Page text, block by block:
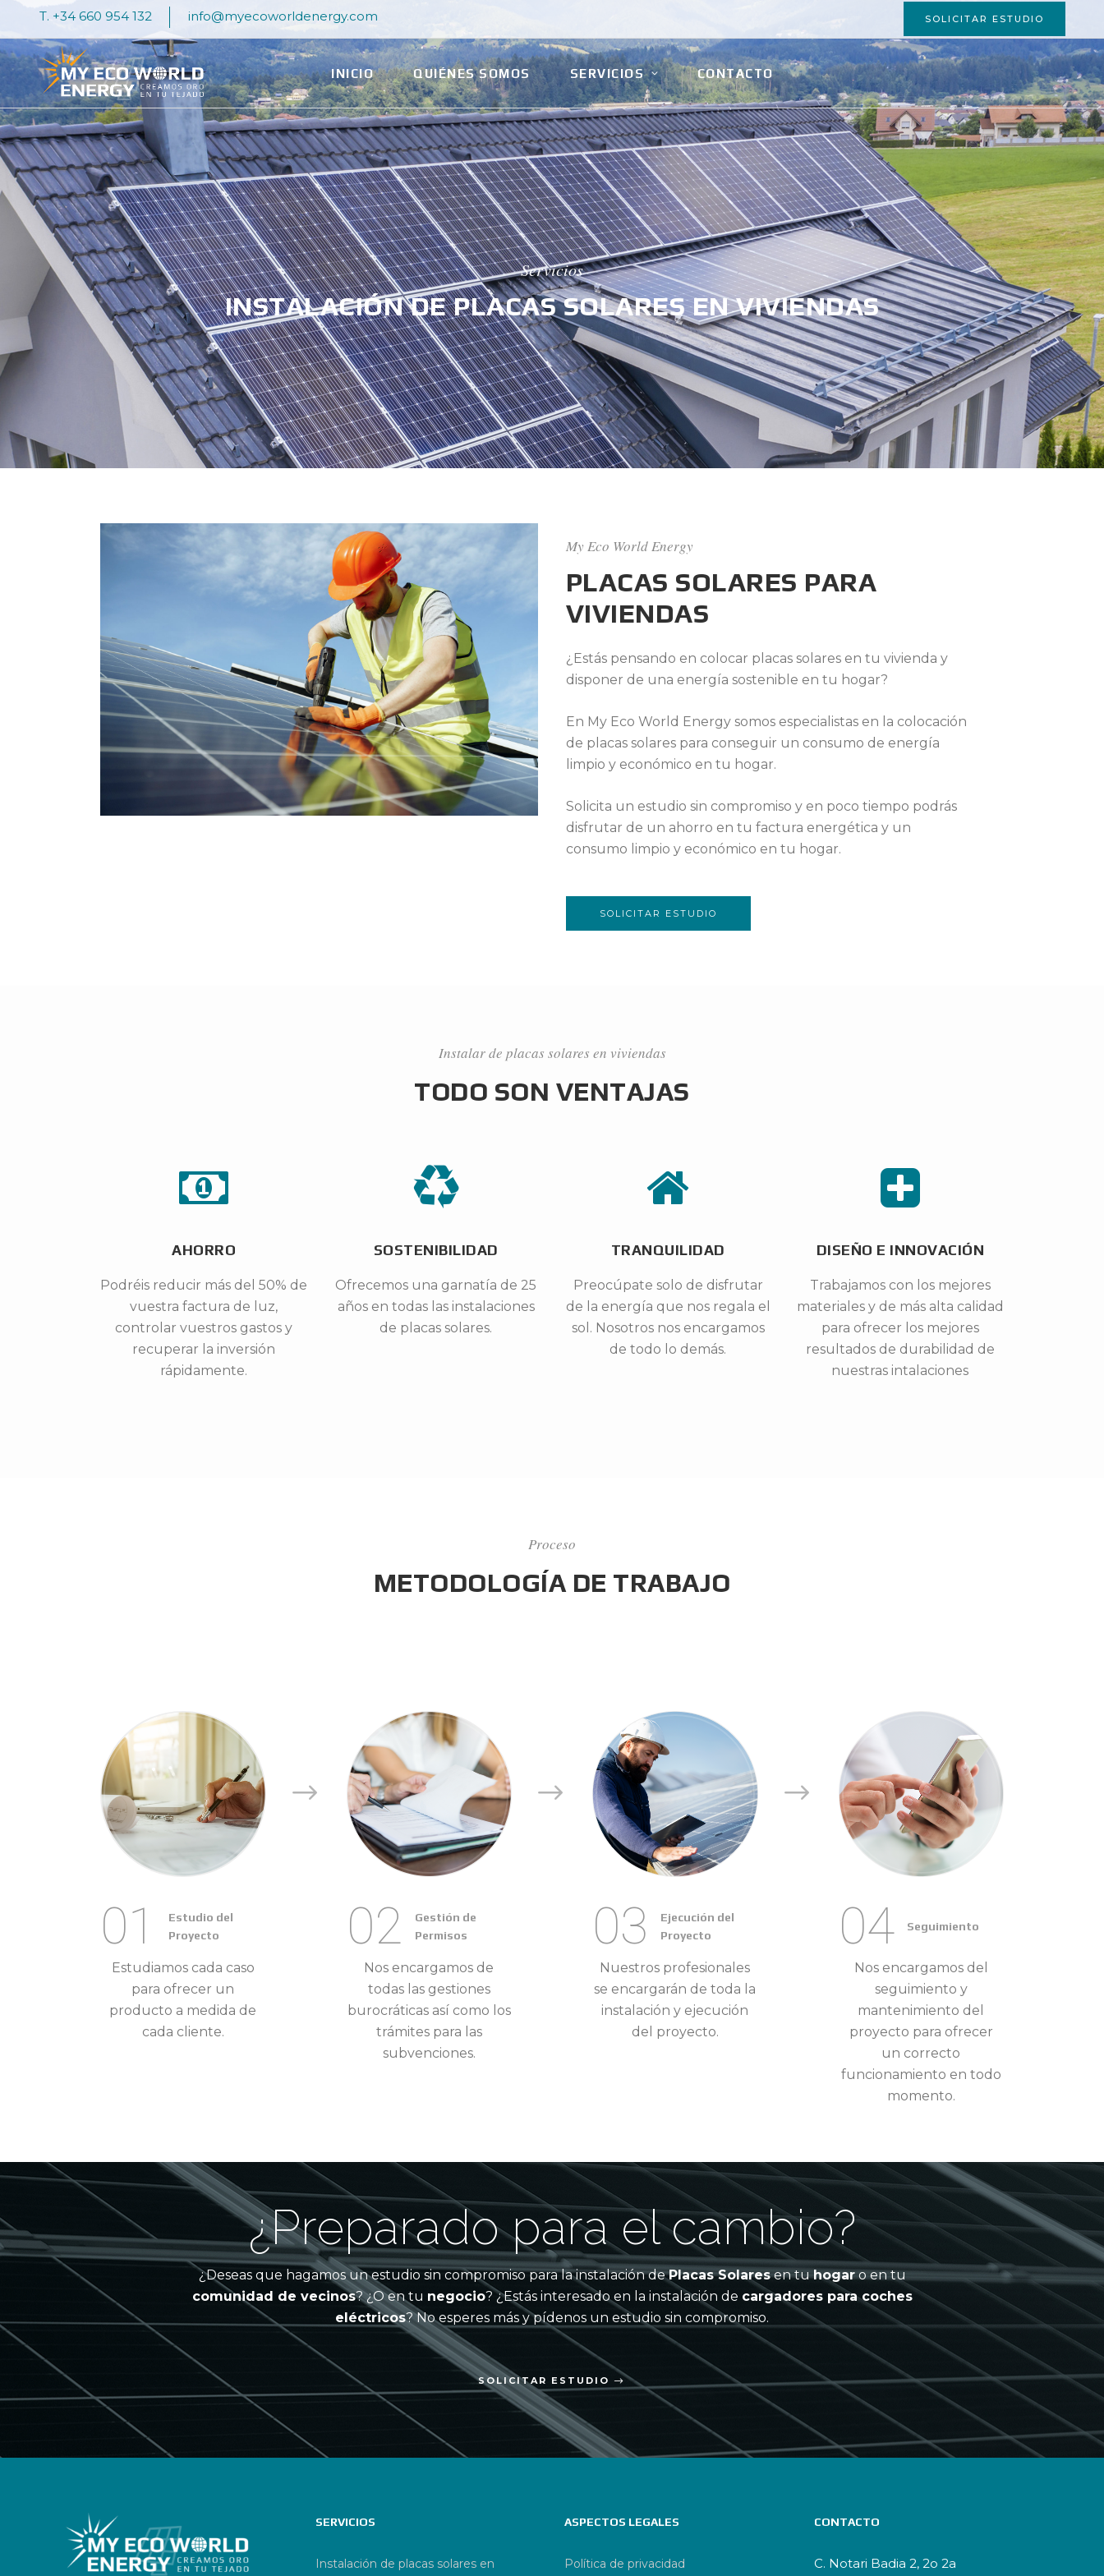
T. +34 660 954 132 info@myecoworldenergy.com SOLICITAR ESTUDIO
INICIO QUIÉNES SOMOS SERVICIOS CONTACTO
Servicios
INSTALACIÓN DE PLACAS SOLARES EN VIVIENDAS
My Eco World Energy
PLACAS SOLARES PARA
VIVIENDAS
¿Estás pensando en colocar placas solares en tu vivienda y
disponer de una energía sostenible en tu hogar?
En My Eco World Energy somos especialistas en la colocación
de placas solares para conseguir un consumo de energía
limpio y económico en tu hogar.
Solicita un estudio sin compromiso y en poco tiempo podrás
disfrutar de un ahorro en tu factura energética y un
consumo limpio y económico en tu hogar.
SOLICITAR ESTUDIO
Instalar de placas solares en viviendas
TODO SON VENTAJAS
AHORRO
Podréis reducir más del 50% de
vuestra factura de luz,
controlar vuestros gastos y
recuperar la inversión
rápidamente.
SOSTENIBILIDAD
Ofrecemos una garnatía de 25
años en todas las instalaciones
de placas solares.
TRANQUILIDAD
Preocúpate solo de disfrutar
de la energía que nos regala el
sol. Nosotros nos encargamos
de todo lo demás.
DISEÑO E INNOVACIÓN
Trabajamos con los mejores
materiales y de más alta calidad
para ofrecer los mejores
resultados de durabilidad de
nuestras intalaciones
Proceso
METODOLOGÍA DE TRABAJO
01
Estudio del
Proyecto
Estudiamos cada caso
para ofrecer un
producto a medida de
cada cliente.
02
Gestión de
Permisos
Nos encargamos de
todas las gestiones
burocráticas así como los
trámites para las
subvenciones.
03
Ejecución del
Proyecto
Nuestros profesionales
se encargarán de toda la
instalación y ejecución
del proyecto.
04 Seguimiento
Nos encargamos del
seguimiento y
mantenimiento del
proyecto para ofrecer
un correcto
funcionamiento en todo
momento.
¿Preparado para el cambio?
¿Deseas que hagamos un estudio sin compromiso para la instalación dePlacas Solaresen tuhogaro en tu
comunidad de vecinos? ¿O en tu negocio? ¿Estás interesado en la instalación de cargadores para coches
eléctricos? No esperes más y pídenos un estudio sin compromiso.
SOLICITAR ESTUDIO
SERVICIOS
Instalación de placas solares en
ASPECTOS LEGALES
Política de privacidad
CONTACTO
C. Notari Badia 2, 2o 2a